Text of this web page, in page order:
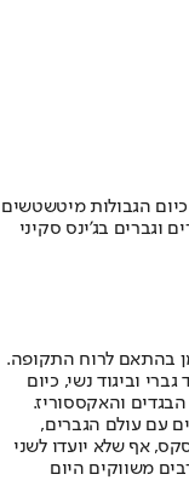
הגבולות מיטשטשים
וגברים בג'ינס סקיני
בהתאם לרוח התקופה.
וביגוד נשי, כיום
והאקססוריז.
עם עולם הגברים,
, אף שלא יועדו לשני
משווקים היום